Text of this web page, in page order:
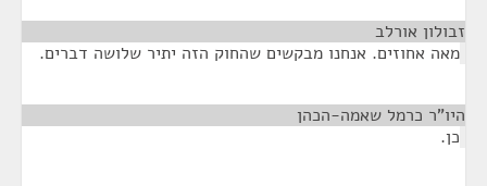
זבולון אורלב
מאה אחוזים. אנחנו מבקשים שהחוק הזה יתיר שלושה דברים.
היו"ר כרמל שאמה-הכהן
כן.